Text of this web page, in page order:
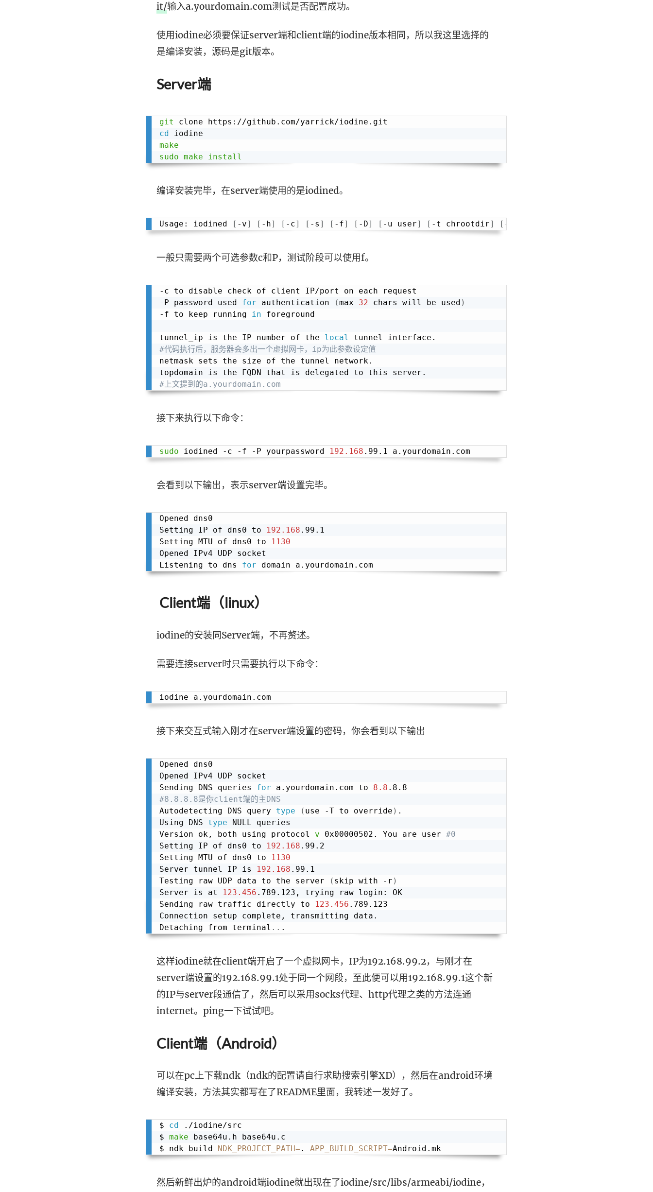
it/输入a.yourdomain.com测试是否配置成功。
使用iodine必须要保证server端和client端的iodine版本相同，所以我这里选择的
是编译安装，源码是git版本。
Server端
git
cd
make
sudo make install
编译安装完毕，在server端使用的是iodined。
Usage: iodined [ -v] [ -h] [ -c] [ -s ] [ -f] [ -D] [ -u user] [ -t chrootdir] [ -d device
一般只需要两个可选参数c和P，测试阶段可以使用f。
-c to disable check of client IP/port on each request
-P password used for authentication (max 32 chars will be used )
-f to keep running in foreground
tunnel_ip is the IP number of the local
#代码执行后，服务器会多出一个虚拟网卡，ip为此参数设定值
netmask sets the size of the tunnel network.
#上文提到的a.yourdomain.com
接下来执行以下命令：
sudo iodined -c -f -P yourpassword 192.168
会看到以下输出，表示server端设置完毕。
Opened dns0
Setting IP of dns0 to
192.168 .99.1
Setting MTU of dns0 to
1130
Opened IPv4 UDP socket
Listening to dns for
Client端（linux）
iodine的安装同Server端，不再赘述。
需要连接server时只需要执行以下命令：
接下来交互式输入刚才在server端设置的密码，你会看到以下输出
Opened dns0
Opened IPv4 UDP socket
Sending DNS queries for a.yourdomain.com to 8.8
#8.8.8.8是你client端的主DNS
Autodetecting DNS query type ( use -T to override ) .
Using DNS type NULL queries
Version ok, both using protocol v 0x00000502. You are user #0
Setting IP of dns0 to
192.168 .99.2
Setting MTU of dns0 to
1130
Server tunnel IP is
192.168 .99.1
Testing raw UDP data to the server
( skip with -r )
Server is at
123.456 .789.123, trying raw login: OK
Sending raw traffic directly to
123.456 .789.123
Connection setup complete, transmitting data.
Detaching from terminal ..
这样iodine就在client端开启了一个虚拟网卡，IP为192.168.99.2，与刚才在
server端设置的192.168.99.1处于同一个网段，至此便可以用192.168.99.1这个新
的IP与server段通信了，然后可以采用socks代理、http代理之类的方法连通
internet。ping一下试试吧。
Client端（Android）
可以在pc上下载ndk（ndk的配置请自行求助搜索引擎XD），然后在android环境
编译安装，方法其实都写在了README里面，我转述一发好了。
$ cd
./iodine/src
$ make base64u.h base64u.c
$ ndk-build
NDK_PROJECT_PATH= . APP_BUILD_SCRIPT=
然后新鲜出炉的android端iodine就出现在了iodine/src/libs/armeabi/iodine，